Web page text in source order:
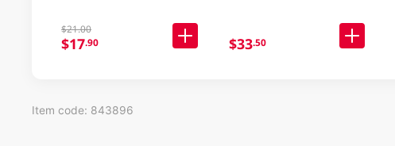
$21.00
$17.90 $33.50
Item code: 843896